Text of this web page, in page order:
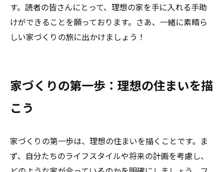
す。読者の皆さんにとって、理想の家を手に入れる手助
けができることを願っております。さあ、一緒に素晴ら
しい家づくりの旅に出かけましょう！
家づくりの第一歩：理想の住まいを描
こう
家づくりの第一歩は、理想の住まいを描くことです。ま
ず、自分たちのライフスタイルや将来の計画を考慮し、